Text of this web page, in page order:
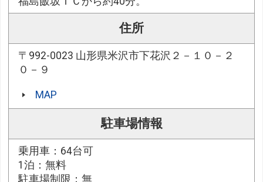
住所
〒992-0023 山形県米沢市下花沢２－１０－２
０－９
MAP
駐車場情報
乗用車：64台可
1泊：無料
駐車場制限：無